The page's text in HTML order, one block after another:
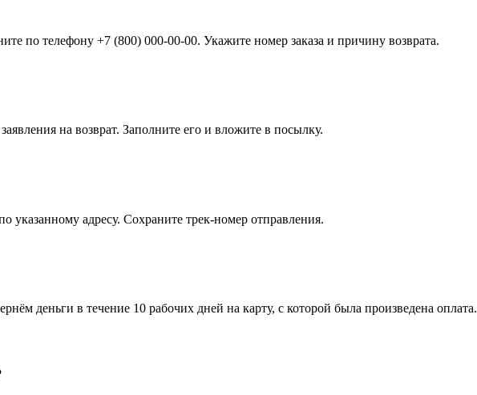
по телефону +7 (800) 000-00-00. Укажите номер заказа и причину возврата.
на возврат. Заполните его и вложите в посылку.
указанному адресу. Сохраните трек-номер отправления.
деньги в течение 10 рабочих дней на карту, с которой была произведена оплата.